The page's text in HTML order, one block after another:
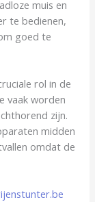
muis en
te bedienen,
goed te
rol in de
vaak worden
zijn.
midden
omdat de